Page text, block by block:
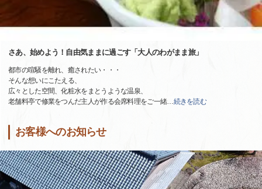
さあ、始めよう！自由気ままに過ごす「大人のわがまま旅」
都市の喧騒を離れ、癒されたい・・・
そんな想いにこたえる、
広々とした空間、化粧水をまとうような温泉、
老舗料亭で修業をつんだ主人が作る会席料理をご一緒…続きを読む
お客様へのお知らせ